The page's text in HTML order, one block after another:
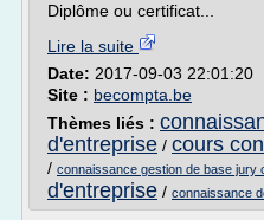
Diplôme ou certificat...
Lire la suite
Date: 2017-09-03 22:01:20
Site : becompta.be
Thèmes liés :
d'entreprise / cours
/ connaissance gestion de base jury
d'entreprise / connaissance